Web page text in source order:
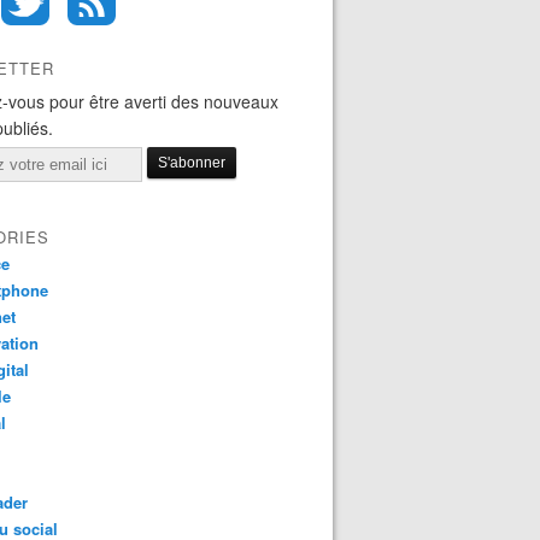
vous pour être averti des nouveaux
social